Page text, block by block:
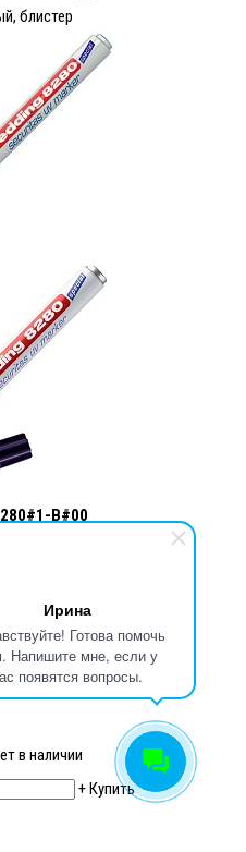
Ирина
Готова помочь
Напишите мне, если у
появятся вопросы.
блистер
B#00
edding
в наличии
+Купить